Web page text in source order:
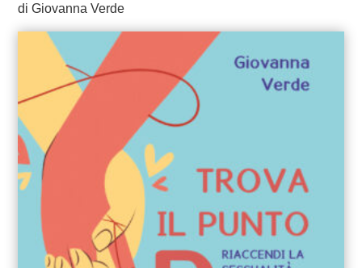
di Giovanna Verde